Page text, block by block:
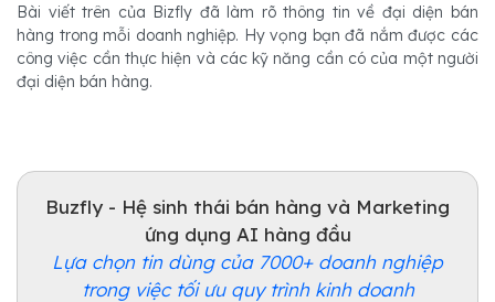
Bài viết trên của Bizfly đã làm rõ thông tin về đại diện bán
hàng trong mỗi doanh nghiệp. Hy vọng bạn đã nắm được các
công việc cần thực hiện và các kỹ năng cần có của một người
đại diện bán hàng.
Buzfly - Hệ sinh thái bán hàng và Marketing
ứng dụng AI hàng đầu
Lựa chọn tin dùng của 7000+ doanh nghiệp
trong việc tối ưu quy trình kinh doanh